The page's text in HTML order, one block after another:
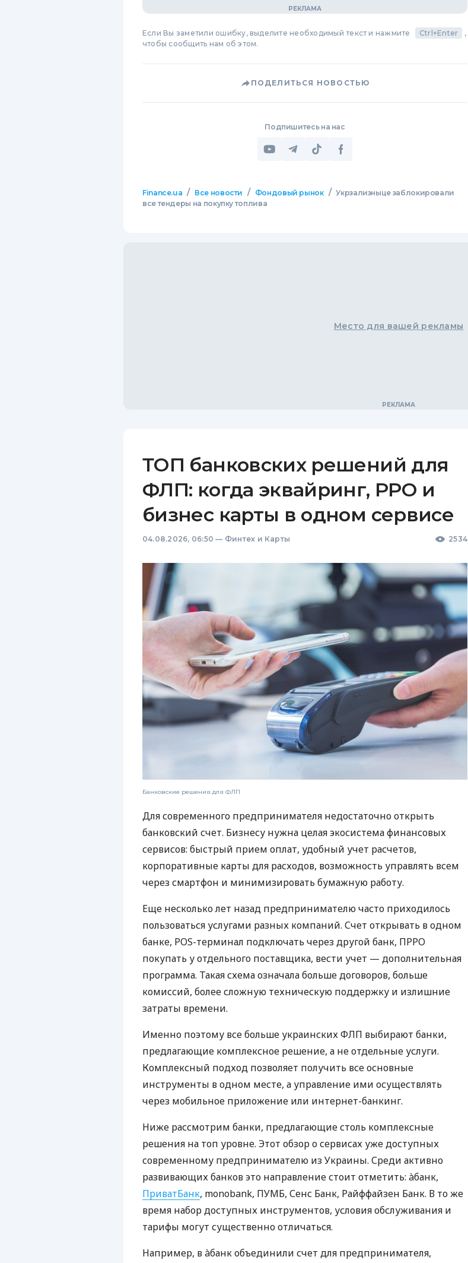
Если Вы заметили ошибку, выделите необходимый текст и нажмите Ctrl+Enter
,
чтобы сообщить нам об этом.
ПОДЕЛИТЬСЯ НОВОСТЬЮ
Подпишитесь на нас
Finance.ua / Все новости / Фондовый рынок / Укрзализныце заблокировали
все тендеры на покупку топлива
Место для вашей рекламы
ТОП банковских решений для
ФЛП: когда эквайринг, РРО и
бизнес карты в одном сервисе
04.08.2026, 06:50 — Финтех и Карты 2534
Банковские решения для ФЛП
Для современного предпринимателя недостаточно открыть
банковский счет. Бизнесу нужна целая экосистема финансовых
сервисов: быстрый прием оплат, удобный учет расчетов,
корпоративные карты для расходов, возможность управлять всем
через смартфон и минимизировать бумажную работу.
Еще несколько лет назад предпринимателю часто приходилось
пользоваться услугами разных компаний. Счет открывать в одном
банке, POS-терминал подключать через другой банк, ПРРО
покупать у отдельного поставщика, вести учет — дополнительная
программа. Такая схема означала больше договоров, больше
комиссий, более сложную техническую поддержку и излишние
затраты времени.
Именно поэтому все больше украинских ФЛП выбирают банки,
предлагающие комплексное решение, а не отдельные услуги.
Комплексный подход позволяет получить все основные
инструменты в одном месте, а управление ими осуществлять
через мобильное приложение или интернет-банкинг.
Ниже рассмотрим банки, предлагающие столь комплексные
решения на топ уровне. Этот обзор о сервисах уже доступных
современному предпринимателю из Украины. Среди активно
развивающих банков это направление стоит отметить: àбанк,
ПриватБанк, monobank, ПУМБ, Сенс Банк, Райффайзен Банк. В то же
время набор доступных инструментов, условия обслуживания и
тарифы могут существенно отличаться.
Например, в àбанк объединили счет для предпринимателя,